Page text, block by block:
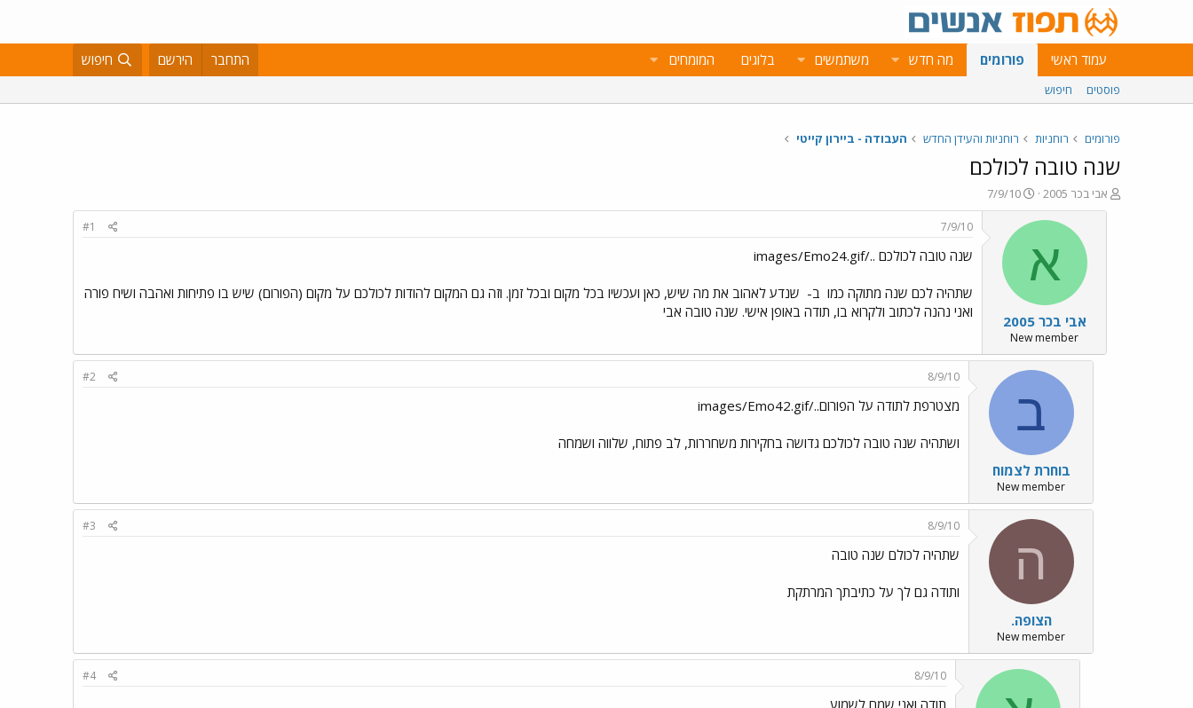
עמוד ראשי פורומים מה חדש משתמשים בלוגים המומחים התחבר הירשם חיפוש
פוסטים חיפוש
פורומים רוחניות רוחניות והעידן החדש העבודה - ביירון קייטי
שנה טובה לכולכם
פ
ו
אבי בכר 2005
פ
ו
ר
ר
י
ך
7/9/10
א
אבי בכר 2005
New member
7/9/10
#1
שנה טובה לכולכם ../images/Emo24.gif
שתהיה לכם שנה מתוקה כמו ב- שנדע לאהוב את מה שיש, כאן ועכשיו בכל מקום ובכל זמן. וזה גם המקום להודות לכולכם על מקום (הפורום) שיש בו פתיחות ואהבה ושיח פורה
ואני נהנה לכתוב ולקרוא בו, תודה באופן אישי. שנה טובה אבי
ב
בוחרת לצמוח
New member
8/9/10
#2
מצטרפת לתודה על הפורום../images/Emo42.gif
ושתהיה שנה טובה לכולכם גדושה בחקירות משחררות, לב פתוח, שלווה ושמחה
ה
הצופה.
New member
8/9/10
#3
שתהיה לכולם שנה טובה
ותודה גם לך על כתיבתך המרתקת
8/9/10
#4
תודה ואני שמח לשמוע